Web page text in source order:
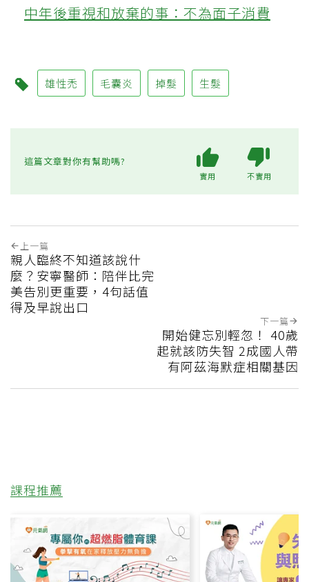
中年後重視和放棄的事：不為面子消費
雄性禿 毛囊炎 掉髮 生髮
這篇文章對你有幫助嗎?
實用 不實用
上一篇
親人臨終不知道該說什
麼？安寧醫師：陪伴比完
美告別更重要，4句話值
得及早說出口
下一篇
開始健忘別輕忽！ 40歲
起就該防失智 2成國人帶
有阿茲海默症相關基因
課程推薦